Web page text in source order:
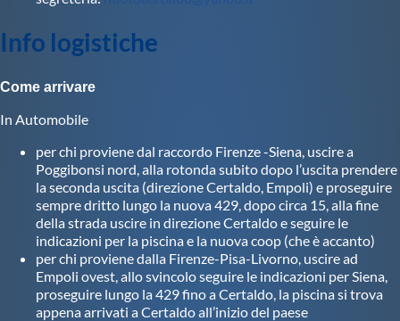
Protezione Civile
Qualità
Privacy
Cookie Policy
Archivio News
Info logistiche
Come arrivare
In Automobile
per chi proviene dal raccordo Firenze -Siena, uscire a
Poggibonsi nord, alla rotonda subito dopo l’uscita prendere
la seconda uscita (direzione Certaldo, Empoli) e proseguire
sempre dritto lungo la nuova 429, dopo circa 15, alla fine
della strada uscire in direzione Certaldo e seguire le
indicazioni per la piscina e la nuova coop (che è accanto)
per chi proviene dalla Firenze-Pisa-Livorno, uscire ad
Empoli ovest, allo svincolo seguire le indicazioni per Siena,
proseguire lungo la 429 fino a Certaldo, la piscina si trova
appena arrivati a Certaldo all’inizio del paese